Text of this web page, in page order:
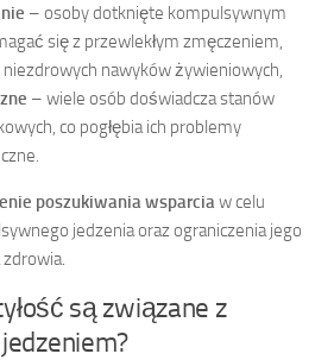
– osoby dotknięte kompulsywnym
się z przewlekłym zmęczeniem,
nawyków żywieniowych,
– wiele osób doświadcza stanów
co pogłębia ich problemy
poszukiwania wsparcia w celu
jedzenia oraz ograniczenia jego
są związane z